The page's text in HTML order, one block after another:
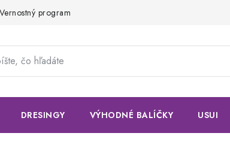
Vernostný program
DRESINGY VÝHODNÉ BALÍČKY USUI